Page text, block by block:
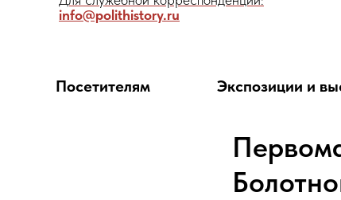
info@polithistory.ru
Посетителям Экспозиции и